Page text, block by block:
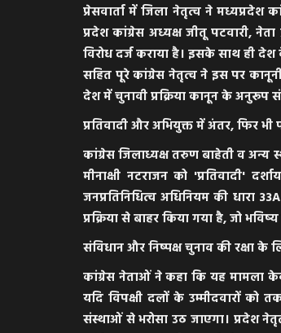
​प्रेसवार्ता में जिला नेतृत्व ने
प्रदेश कांग्रेस अध्यक्ष जीतू पटवारी,
विरोध दर्ज कराया है। इसके साथ ही
सहित पूरे कांग्रेस नेतृत्व ने इस पर
देश में चुनावी प्रक्रिया कानून के अनुरूप
​प्रतिवादी और अभियुक्त में अंतर, फिर भी
​कांग्रेस जिलाध्यक्ष तरुण बाहेती व अन्य
मीनाक्षी नटराजन को 'प्रतिवादी'
जनप्रतिनिधित्व अधिनियम की धारा
प्रक्रिया से बाहर किया गया है, जो
​संविधान और निष्पक्ष चुनाव की रक्षा के
​कांग्रेस नेताओं ने कहा कि यह मामला
यदि विपक्षी दलों के उम्मीदवारों को
संस्थाओं से भरोसा उठ जाएगा। प्रदेश